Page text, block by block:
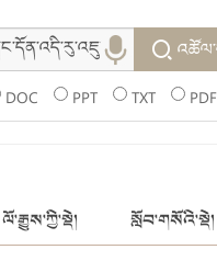
DOC PPT TXT PDF
ལོ་རྒྱུས་ཀྱི་སྡེ། སློབ་གསོའི་སྡེ།